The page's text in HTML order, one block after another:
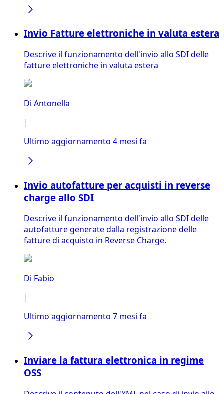
Invio Fatture elettroniche in valuta estera
Descrive il funzionamento dell'invio allo SDI delle
fatture elettroniche in valuta estera
Di Antonella
|
Ultimo aggiornamento 4 mesi fa
Invio autofatture per acquisti in reverse
charge allo SDI
Descrive il funzionamento dell'invio allo SDI delle
autofatture generate dalla registrazione delle
fatture di acquisto in Reverse Charge.
Di Fabio
|
Ultimo aggiornamento 7 mesi fa
Inviare la fattura elettronica in regime
OSS